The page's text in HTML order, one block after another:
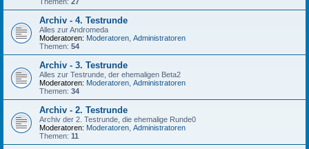
Archiv - 4. Testrunde
Alles zur Andromeda
Moderatoren: Moderatoren Administratoren
Themen: 54
Archiv - 3. Testrunde
Alles zur Testrunde, der ehemaligen Beta2
Moderatoren: Moderatoren Administratoren
Themen: 34
Archiv - 2. Testrunde
Archiv der 2. Testrunde, die ehemalige Runde0
Moderatoren: Moderatoren Administratoren
Themen: 11